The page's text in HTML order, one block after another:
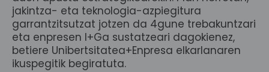
jakintza- eta teknologia-azpiegitura
garrantzitsutzat jotzen da 4gune trebakuntzari
eta enpresen I+Ga sustatzeari dagokienez,
betiere Unibertsitatea+Enpresa elkarlanaren
ikuspegitik begiratuta.